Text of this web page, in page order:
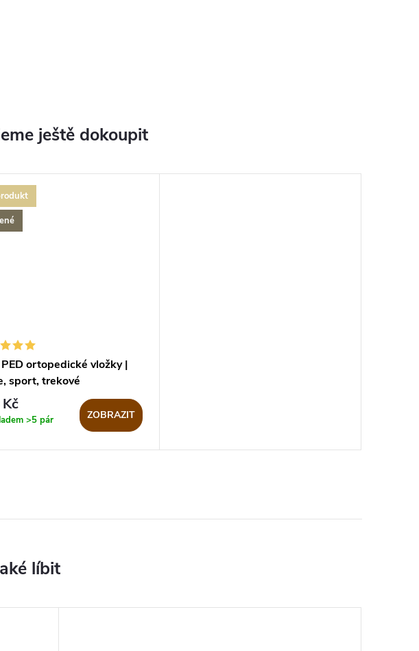
ještě dokoupit
ortopedické vložky |
sport, trekové
>5 pár ZOBRAZIT